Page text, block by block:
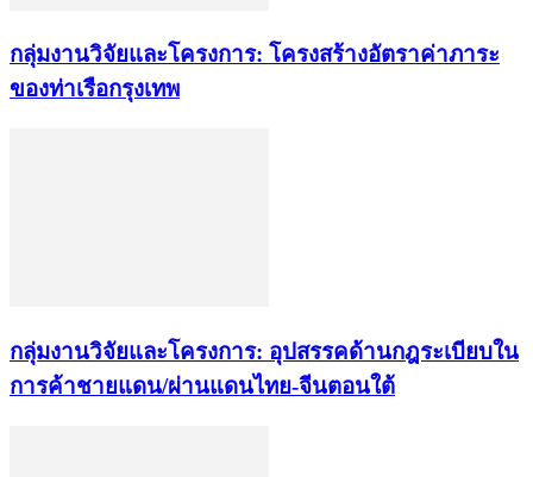
กลุ่มงานวิจัยและโครงการ: โครงสร้างอัตราค่าภาระ
ของท่าเรือกรุงเทพ
กลุ่มงานวิจัยและโครงการ: อุปสรรคด้านกฎระเบียบใน
การค้าชายแดน/ผ่านแดนไทย-จีนตอนใต้